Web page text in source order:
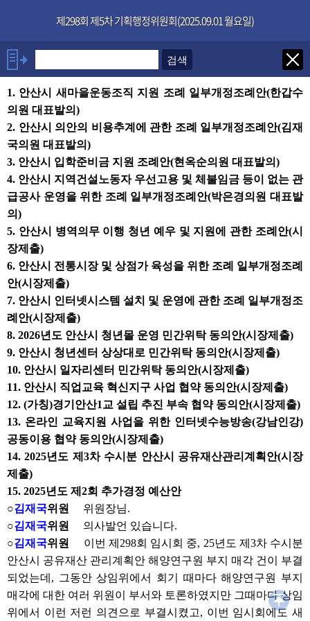
제298회 제5차 기획행정위원회(2025.09.01 월요일)
×
발언자
위원장 한명훈
김재국위원
발언보기 선택취소
안건
부록
1. 안산시 새마을운동조직 지원 조례 일부개정조례안(한갑수
의원 대표발의)
2. 안산시 의안의 비용추계에 관한 조례 일부개정조례안(김재
국의원 대표발의)
3. 안산시 입학준비금 지원 조례안(현옥순의원 대표발의)
4. 안산시 지역건설노동자 우선고용 및 체불임금 등이 없는 관
급공사 운영을 위한 조례 일부개정조례안(박은경의원 대표발
의)
5. 안산시 병역의무 이행 청년 예우 및 지원에 관한 조례안(시
장제출)
6. 안산시 전통시장 및 상점가 육성을 위한 조례 일부개정조례
안(시장제출)
7. 안산시 인터넷시스템 설치 및 운영에 관한 조례 일부개정조
례안(시장제출)
8. 2026년도 안산시 청년몰 운영 민간위탁 동의안(시장제출)
9. 안산시 청년센터 상상대로 민간위탁 동의안(시장제출)
10. 안산시 일자리센터 민간위탁 동의안(시장제출)
11. 안산시 직업교육 혁신지구 사업 협약 동의안(시장제출)
12. (가칭)경기안산1교 설립 추진 부속 협약 동의안(시장제출)
13. 온라인 교육지원 사업을 위한 인터넷수능방송(강남인강)
공동이용 협약 동의안(시장제출)
14. 2025년도 제3차 수시분 안산시 공유재산관리계획안(시장
제출)
15. 2025년도 제2회 추가경정 예산안
○김재국위원
위원장님.
○김재국위원
의사발언 있습니다.
○김재국위원
이번 제298회 임시회 중, 25년도 제3차 수시분
안산시 공유재산 관리계획안 해양연구원 부지 매각 건이 부결
되었는데, 그동안 상임위에서 회기 때마다 해양연구원 부지
매각에 대한 여러 위원이 부서와 토론하였지만 그때마다 상임
위에서 이런 저런 의견으로 부결시켰고, 이번 임시회에도 새